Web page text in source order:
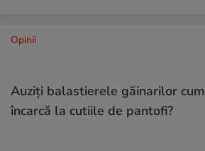
Opinii
Auziți balastierele găinarilor cum
încarcă la cutiile de pantofi?